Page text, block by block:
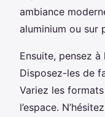
ambiance
aluminium ou sur
Ensuite, pensez à
Disposez-les de
Variez les
l’espace.